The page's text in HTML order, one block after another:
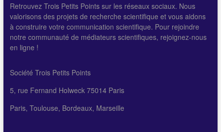
Retrouvez Trois Petits Points sur les réseaux sociaux. Nous
valorisons des projets de recherche scientifique et vous aidons
à construire votre communication scientifique. Pour rejoindre
notre communauté de médiateurs scientifiques, rejoignez-nous
en ligne !
Société Trois Petits Points
5, rue Fernand Holweck 75014 Paris
Paris, Toulouse, Bordeaux, Marseille